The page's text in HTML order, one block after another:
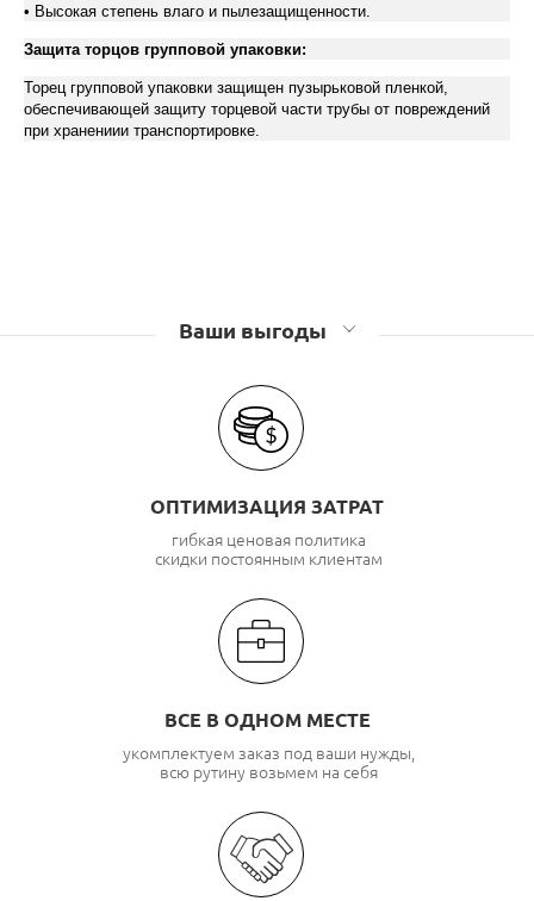
• Высокая степень влаго и пылезащищенности.
Защита торцов групповой упаковки:
Торец групповой упаковки защищен пузырьковой пленкой,
обеспечивающей защиту торцевой части трубы от повреждений
при хранениии транспортировке.
Ваши выгоды
ОПТИМИЗАЦИЯ ЗАТРАТ
гибкая ценовая политика
скидки постоянным клиентам
ВСЕ В ОДНОМ МЕСТЕ
укомплектуем заказ под ваши нужды,
всю рутину возьмем на себя